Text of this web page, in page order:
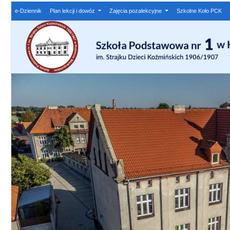
e-Dziennik Plan lekcji i dowóz Zajęcia pozalekcyjne Szkolne Koło PCK